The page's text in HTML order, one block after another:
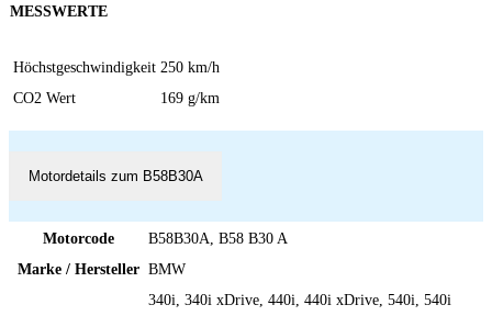
MESSWERTE
Höchstgeschwindigkeit 250 km/h
CO2 Wert
169 g/km
Motordetails zum B58B30A
Motorcode
B58B30A, B58 B30 A
Marke / Hersteller BMW
340i, 340i xDrive, 440i, 440i xDrive, 540i, 540i